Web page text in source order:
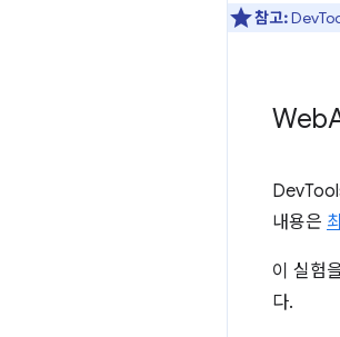
참고:
Web
내용은
이 실험
다.